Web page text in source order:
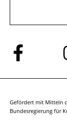
Folge
uns
auf
Gefördert mit Mitteln
Bundesregierung für